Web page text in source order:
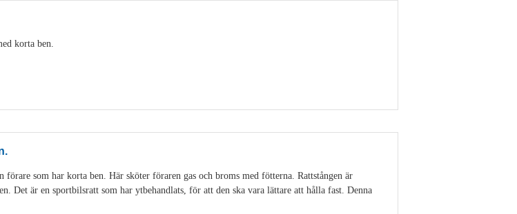
korta ben.
förare som har korta ben. Här sköter föraren gas och broms med fötterna. Rattstången är
Det är en sportbilsratt som har ytbehandlats, för att den ska vara lättare att hålla fast. Denna